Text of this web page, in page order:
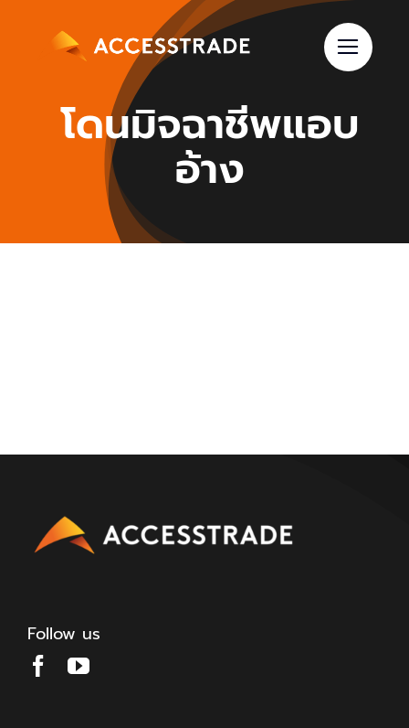
โดนมิจฉาชีพแอบ
อ้าง
Follow us